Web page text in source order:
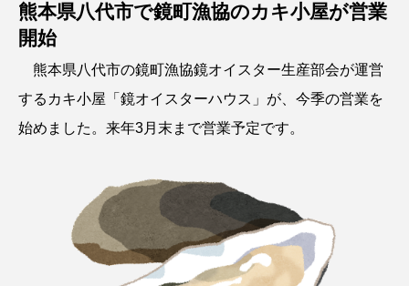
熊本県八代市で鏡町漁協のカキ小屋が営業
開始
熊本県八代市の鏡町漁協鏡オイスター生産部会が運営
するカキ小屋「鏡オイスターハウス」が、今季の営業を
始めました。来年3月末まで営業予定です。